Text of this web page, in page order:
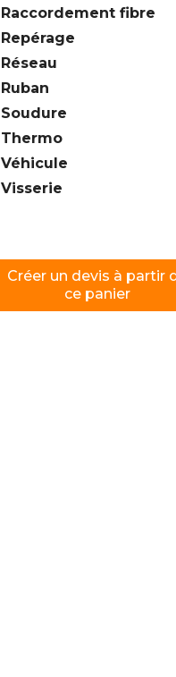
Raccordement fibre
Repérage
Réseau
Ruban
Soudure
Thermo
Véhicule
Visserie
Créer un devis à partir
ce panier